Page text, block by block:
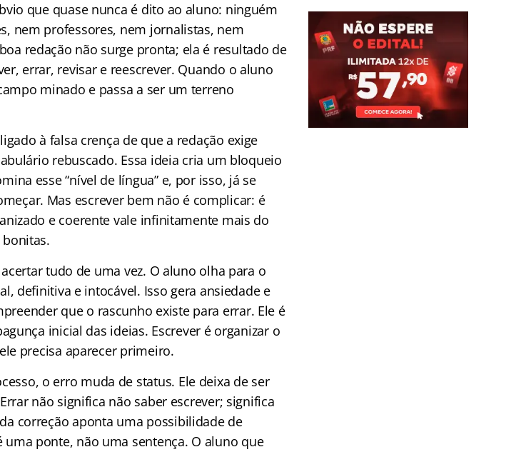
que quase nunca é dito ao aluno: ninguém
nem professores, nem jornalistas, nem
redação não surge pronta; ela é resultado de
errar, revisar e reescrever. Quando o aluno
minado e passa a ser um terreno
à falsa crença de que a redação exige
rebuscado. Essa ideia cria um bloqueio
esse “nível de língua” e, por isso, já se
Mas escrever bem não é complicar: é
e coerente vale infinitamente mais do
tudo de uma vez. O aluno olha para o
definitiva e intocável. Isso gera ansiedade e
que o rascunho existe para errar. Ele é
inicial das ideias. Escrever é organizar o
precisa aparecer primeiro.
o erro muda de status. Ele deixa de ser
não significa não saber escrever; significa
correção aponta uma possibilidade de
ponte, não uma sentença. O aluno que